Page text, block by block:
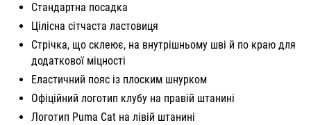
Стандартна посадка
Цілісна сітчаста ластовиця
Стрічка, що склеює, на внутрішньому шві й по краю для
додаткової міцності
Еластичний пояс із плоским шнурком
Офіційний логотип клубу на правій штанині
Логотип Puma Cat на лівій штанині